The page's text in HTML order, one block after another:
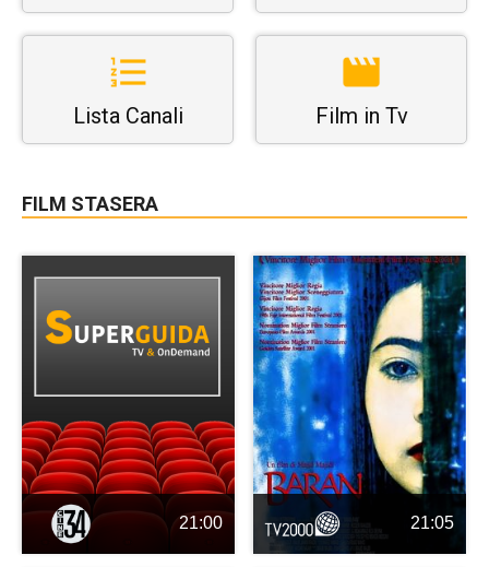
Lista Canali Film in Tv
FILM STASERA
21:00 21:05